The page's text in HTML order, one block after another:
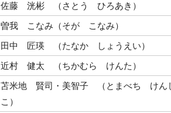
佐藤 洸彬 （さとう ひろあき）
曽我 こなみ（そが こなみ）
田中 匠瑛 （たなか しょうえい）
近村 健太 （ちかむら けんた）
苫米地 賢司・美智子 （とまべち けん
こ）